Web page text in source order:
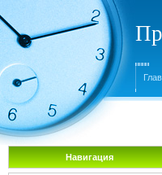
Навигация